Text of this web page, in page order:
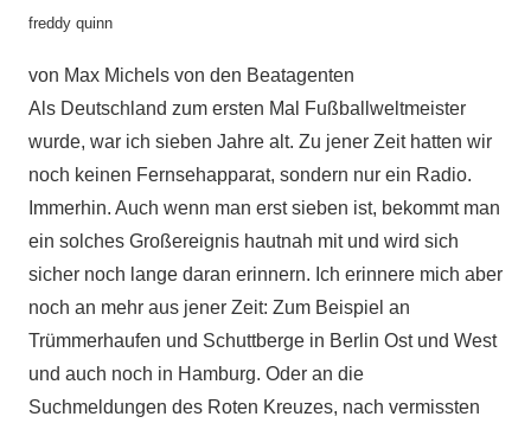
freddy quinn
von Max Michels von den Beatagenten
Als Deutschland zum ersten Mal Fußballweltmeister
wurde, war ich sieben Jahre alt. Zu jener Zeit hatten wir
noch keinen Fernsehapparat, sondern nur ein Radio.
Immerhin. Auch wenn man erst sieben ist, bekommt man
ein solches Großereignis hautnah mit und wird sich
sicher noch lange daran erinnern. Ich erinnere mich aber
noch an mehr aus jener Zeit: Zum Beispiel an
Trümmerhaufen und Schuttberge in Berlin Ost und West
und auch noch in Hamburg. Oder an die
Suchmeldungen des Roten Kreuzes, nach vermissten